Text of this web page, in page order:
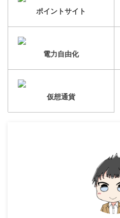
ポイントサイト
電力自由化
仮想通貨